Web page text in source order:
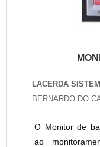
LACERDA
BERNARDO DO
O Monitor de
ao